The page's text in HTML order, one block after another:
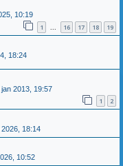
10:19
1 ... 16 17 18 19
18:24
jan 2013, 19:57
1 2
18:14
10:52